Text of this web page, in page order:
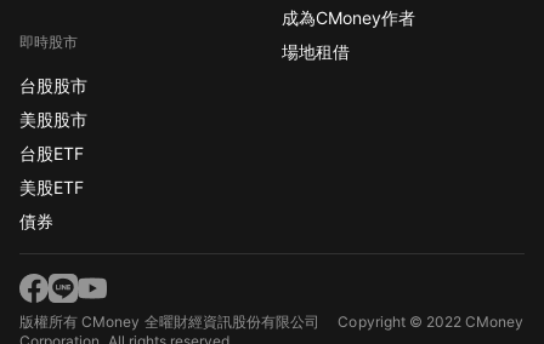
即時股市
台股股市
美股股市
台股ETF
美股ETF
債券
成為CMoney作者
場地租借
版權所有 CMoney 全曜財經資訊股份有限公司Copyright © 2022 CMoney